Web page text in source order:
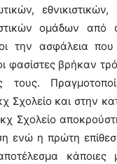
εθνικιστικών,
ομάδων από
την ασφάλεια
φασίστες βρήκαν
Σχολείο και στην
Σχολείο
ενώ η πρώτη
κάποιες